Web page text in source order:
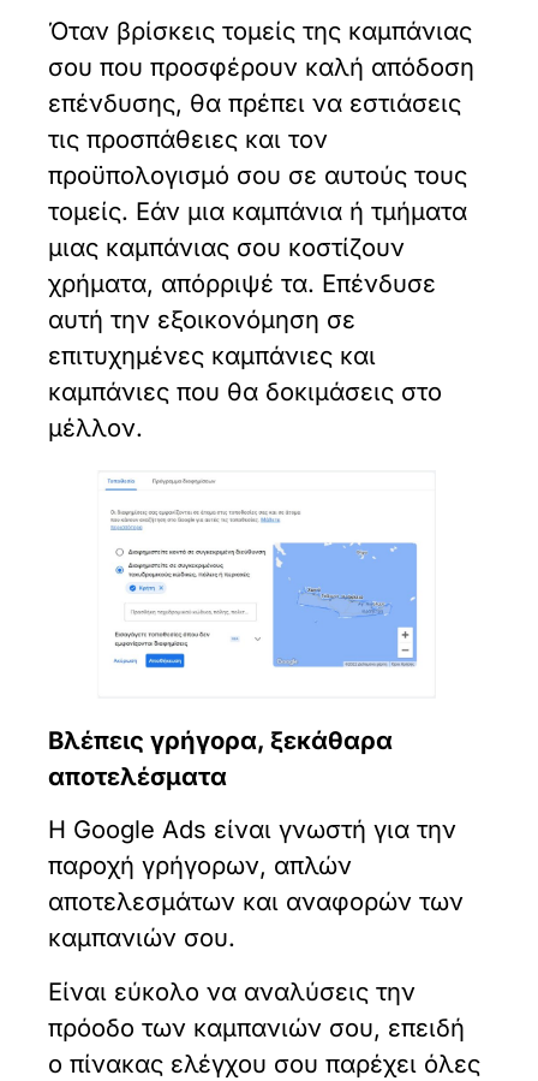
Όταν βρίσκεις τομείς της καμπάνιας
σου που προσφέρουν καλή απόδοση
επένδυσης, θα πρέπει να εστιάσεις
τις προσπάθειες και τον
προϋπολογισμό σου σε αυτούς τους
τομείς. Εάν μια καμπάνια ή τμήματα
μιας καμπάνιας σου κοστίζουν
χρήματα, απόρριψέ τα. Επένδυσε
αυτή την εξοικονόμηση σε
επιτυχημένες καμπάνιες και
καμπάνιες που θα δοκιμάσεις στο
μέλλον.
Βλέπεις γρήγορα, ξεκάθαρα
αποτελέσματα
Η Google Ads είναι γνωστή για την
παροχή γρήγορων, απλών
αποτελεσμάτων και αναφορών των
καμπανιών σου.
Είναι εύκολο να αναλύσεις την
πρόοδο των καμπανιών σου, επειδή
ο πίνακας ελέγχου σου παρέχει όλες